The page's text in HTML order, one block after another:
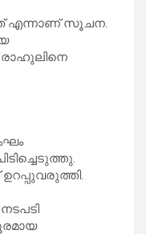
എന്നാണ് സൂചന.
ഉറപ്പുവരുത്തി.